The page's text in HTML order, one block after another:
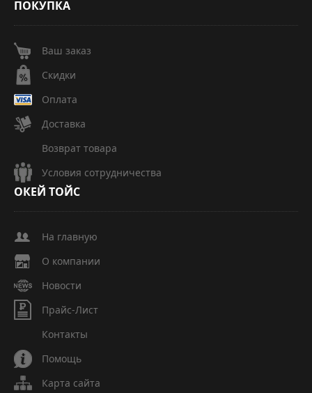
ПОКУПКА
Ваш заказ
Скидки
Оплата
Доставка
Возврат товара
Условия сотрудничества
ОКЕЙ ТОЙС
На главную
О компании
Новости
Прайс-Лист
Контакты
Помощь
Карта сайта